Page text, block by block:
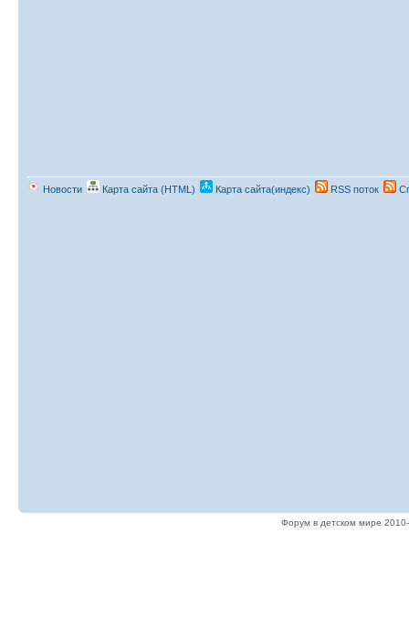
Новости Карта сайта (HTML) Карта сайта(индекс) RSS поток
Форум в детском мире